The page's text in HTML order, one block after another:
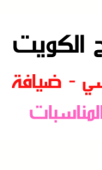
مناسبات و زواج و